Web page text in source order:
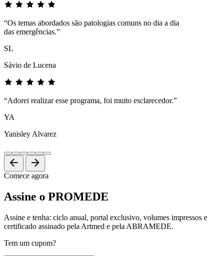
“Os temas abordados são patologias comuns no dia a dia
das emergências.”
SL
Sávio de Lucena
“Adorei realizar esse programa, foi muito esclarecedor.”
YA
Yanisley Alvarez
arrow_back arrow_forward
Comece agora
Assine o PROMEDE
Assine e tenha: ciclo anual, portal exclusivo, volumes impressos e
certificado assinado pela Artmed e pela ABRAMEDE.
Tem um cupom?